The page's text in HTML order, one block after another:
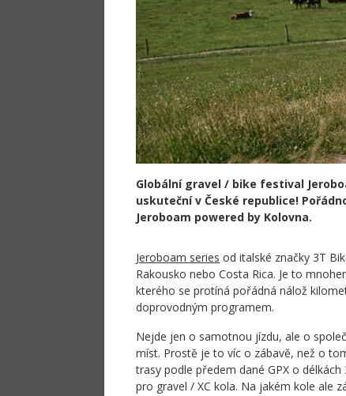
Globální gravel / bike festival
uskuteční v České republice!
Jeroboam powered by Kolovna.
Jeroboam series od italské značky 3T
Rakousko nebo Costa Rica. Je to
kterého se protíná pořádná nálož
doprovodným programem.
Nejde jen o samotnou jízdu, ale o
míst. Prostě je to víc o zábavě, než o
trasy podle předem dané GPX o
pro gravel / XC kola. Na jakém kole ale